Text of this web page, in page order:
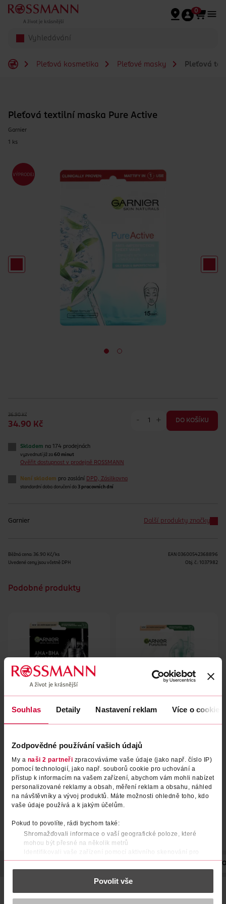
Souhlas Detaily Nastavení reklam Více o cookies
Zodpovědné používání vašich údajů
My a naši 2 partneři zpracováváme vaše údaje (jako např. číslo IP)
pomocí technologií, jako např. souborů cookie pro uchování a
přístup k informacím na vašem zařízení, abychom vám mohli nabízet
personalizované reklamy a obsah, měření reklam a obsahu, náhled
na návštěvníky a vývoj produktů. Máte možnosti ohledně toho, kdo
vaše údaje používá a k jakým účelům.
Pokud to povolíte, rádi bychom také:
Shromažďovali informace o vaší geografické poloze, které
mohou být přesné na několik metrů
Identifikovali vaše zařízení pomocí aktivního skenování pro
konkrétní charakteristiky (otisk prstu)
Zjistěte více o tom, jak zpracováváme vaše osobní údaje, a nastavte
části s podrobnostmi . Svůj souhlas můžete kdykoliv
Povolit vše
Přeskočit na hlavmní obsah
0
Pleťová kosmetika Pleťové masky Pleťová
Pleťová textilní maska Pure Active
Garnier
1 ks
36.90 Kč
34.90 Kč
- + DO KOŠÍKU
Skladem na 174 prodejnách
vyzvednutí již za 60 minut
Ověřit dostupnost v prodejně ROSSMANN
Není skladem pro zaslání DPD, Zásilkovna
standardní doba doručení do 3 pracovních dní
Garnier Další produkty značky
Běžná cena: 36.90 Kč/ks
Uvedené ceny jsou včetně DPH
EAN 03600542368896
Obj. č.: 1037982
Podobné produkty
Pleťová textilní maska na
49.90 Kč
DO KOŠÍKU
Obj. č.: 697262
Pleťová maska proti
49.90 Kč
DO KOŠÍKU
NÁZEV VÝROBCE/
výtažky z čajových lístků, eukalyptu a kyselinu salicylovou